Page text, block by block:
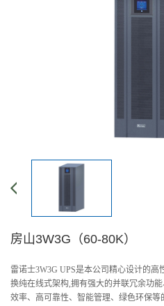
房山3W3G（60-80K）
雷诺士3W3G UPS是本公司精心设计的
换纯在线式架构,拥有强大的并联冗余功
效率、高可靠性、智能管理、绿色环保等